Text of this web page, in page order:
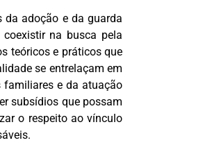
da adoção e da guarda
na busca pela
teóricos e práticos que
se entrelaçam em
familiares e da atuação
subsídios que possam
o respeito ao vínculo